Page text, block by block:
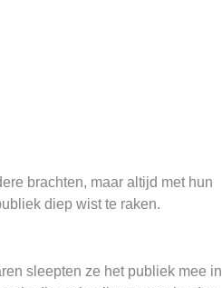
brachten, maar altijd met hun
diep wist te raken.
sleepten ze het publiek mee in